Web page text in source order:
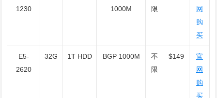
1230
1000M
限
网
购
买
E5-
2620
32G 1T HDD BGP 1000M
不
限
$149
官
网
购
买